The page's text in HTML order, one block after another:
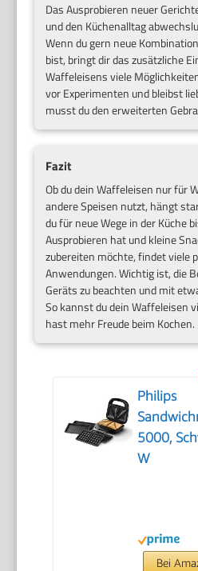
Das Ausprobieren neuer
und den Küchenalltag
Wenn du gern neue
bist, bringt dir das zusätzliche
Waffeleisens viele
vor Experimenten und bleibst
musst du den erweiterten
Fazit
Ob du dein Waffeleisen nur für
andere Speisen nutzt, hängt
du für neue Wege in der Küche
Ausprobieren hat und kleine
zubereiten möchte, findet viele
Anwendungen. Wichtig ist, die
Geräts zu beachten und mit
So kannst du dein Waffeleisen
hast mehr Freude beim Kochen.
Philips
5000,
W
Bei